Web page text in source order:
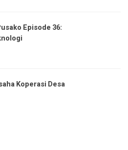
Episode 36:
Koperasi Desa